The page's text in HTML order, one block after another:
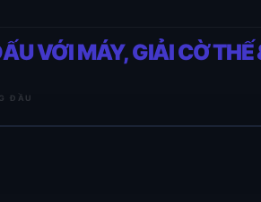
VỚI MÁY, GIẢI CỜ THẾ
ĐẦU